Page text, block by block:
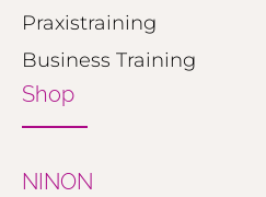
Praxistraining
Business Training
Shop
NINON